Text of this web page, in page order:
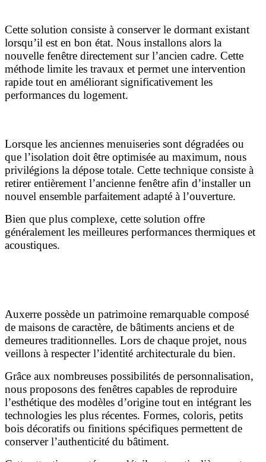
Cette solution consiste à conserver le dormant existant
lorsqu’il est en bon état. Nous installons alors la
nouvelle fenêtre directement sur l’ancien cadre. Cette
méthode limite les travaux et permet une intervention
rapide tout en améliorant significativement les
performances du logement.
Lorsque les anciennes menuiseries sont dégradées ou
que l’isolation doit être optimisée au maximum, nous
privilégions la dépose totale. Cette technique consiste à
retirer entièrement l’ancienne fenêtre afin d’installer un
nouvel ensemble parfaitement adapté à l’ouverture.
Bien que plus complexe, cette solution offre
généralement les meilleures performances thermiques et
acoustiques.
Auxerre possède un patrimoine remarquable composé
de maisons de caractère, de bâtiments anciens et de
demeures traditionnelles. Lors de chaque projet, nous
veillons à respecter l’identité architecturale du bien.
Grâce aux nombreuses possibilités de personnalisation,
nous proposons des fenêtres capables de reproduire
l’esthétique des modèles d’origine tout en intégrant les
technologies les plus récentes. Formes, coloris, petits
bois décoratifs ou finitions spécifiques permettent de
conserver l’authenticité du bâtiment.